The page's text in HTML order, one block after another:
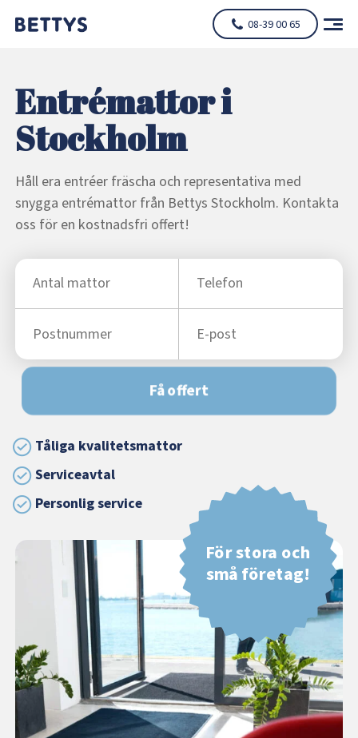
08-39 00 65
Entrémattor i
Stockholm
Håll era entréer fräscha och representativa med
snygga entrémattor från Bettys Stockholm. Kontakta
oss för en kostnadsfri offert!
Få offert
Tåliga kvalitetsmattor
Serviceavtal
Personlig service
För stora och
små företag!